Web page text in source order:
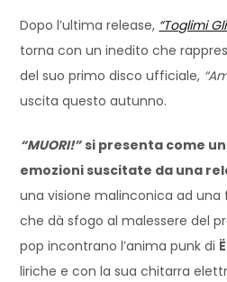
Dopo l’ultima release, “Toglimi
torna con un inedito che
del suo primo disco ufficiale,
uscita questo autunno.
“MUORI!” si presenta come
emozioni suscitate da una
una visione malinconica ad
che dà sfogo al malessere del
pop incontrano l’anima punk di
liriche e con la sua chitarra